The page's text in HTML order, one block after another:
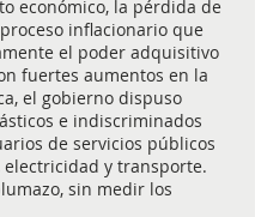
económico, la pérdida de
inflacionario que
el poder adquisitivo
fuertes aumentos en la
el gobierno dispuso
e indiscriminados
de servicios públicos
electricidad y transporte.
sin medir los